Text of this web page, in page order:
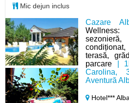
Cazare
terasă,
parcare |
Carolina,
Aventură
Hotel***
Mic dejun inclus